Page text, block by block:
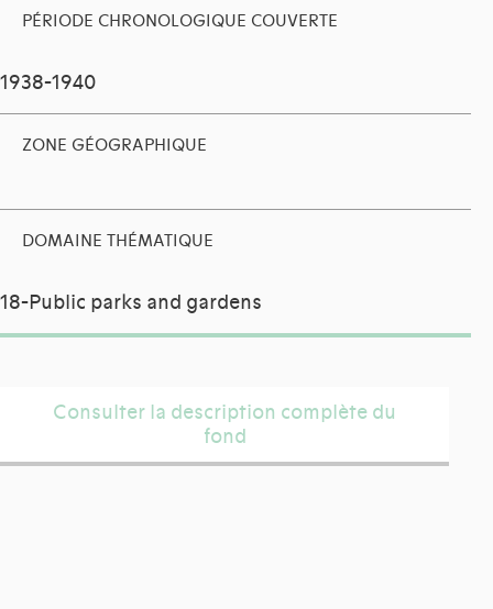
PÉRIODE CHRONOLOGIQUE COUVERTE
1938-1940
ZONE GÉOGRAPHIQUE
DOMAINE THÉMATIQUE
18-Public parks and gardens
Consulter la description complète du
fond